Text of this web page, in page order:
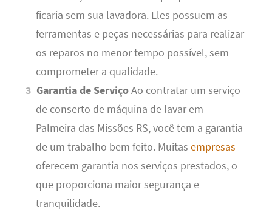
ficaria sem sua lavadora. Eles possuem as
ferramentas e peças necessárias para realizar
os reparos no menor tempo possível, sem
comprometer a qualidade.
Garantia de ServiçoAo contratar um serviço
de conserto de máquina de lavar em
Palmeira das Missões RS, você tem a garantia
de um trabalho bem feito. Muitas empresas
oferecem garantia nos serviços prestados, o
que proporciona maior segurança e
tranquilidade.